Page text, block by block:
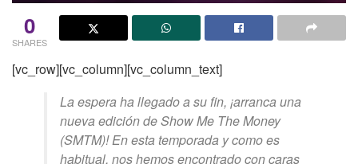
0
SHARES
[vc_row][vc_column][vc_column_text]
La espera ha llegado a su fin, ¡arranca una
nueva edición de Show Me The Money
(SMTM)! En esta temporada y como es
habitual, nos hemos encontrado con caras